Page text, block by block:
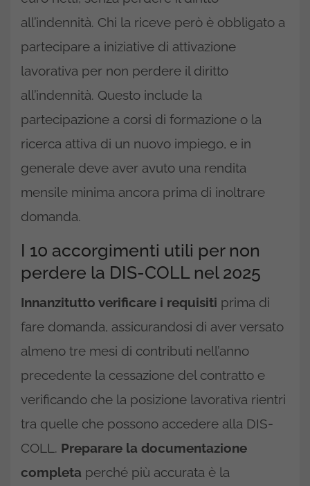
all’indennità. Chi la riceve però è obbligato a
partecipare a iniziative di attivazione
lavorativa per non perdere il diritto
all’indennità. Questo include la
partecipazione a corsi di formazione o la
ricerca attiva di un nuovo impiego, e in
generale deve aver avuto una rendita
mensile minima ancora prima di inoltrare
domanda.
I 10 accorgimenti utili per non
perdere la DIS-COLL nel 2025
Innanzitutto verificare i requisiti prima di
fare domanda, assicurandosi di aver versato
almeno tre mesi di contributi nell’anno
precedente la cessazione del contratto e
verificando che la posizione lavorativa rientri
tra quelle che possono accedere alla DIS-
COLL. Preparare la documentazione
completa perché più accurata è la